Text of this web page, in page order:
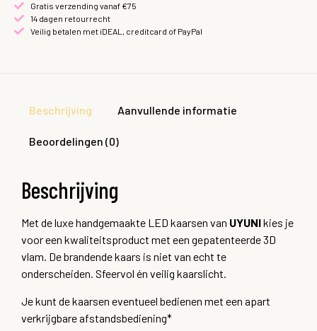
Gratis verzending vanaf €75
14 dagen retourrecht
Veilig betalen met iDEAL, creditcard of PayPal
Beschrijving Aanvullende informatie
Beoordelingen (0)
Beschrijving
Met de luxe handgemaakte LED kaarsen van UYUNIkies je
voor een kwaliteitsproduct met een gepatenteerde 3D
vlam. De brandende kaars is niet van echt te
onderscheiden. Sfeervol én veilig kaarslicht.
Je kunt de kaarsen eventueel bedienen met een apart
verkrijgbare afstandsbediening*